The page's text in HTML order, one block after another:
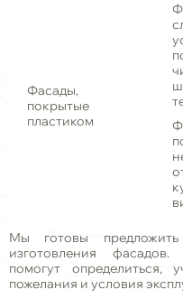
Фасады,
покрытые
пластиком
Мы готовы
изготовления фасадов.
помогут определиться,
пожелания и условия